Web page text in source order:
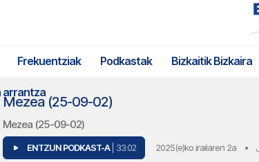
Frekuentziak Podkastak Bizkaitik Bizkaira
arrantza
Mezea (25-09-02)
Mezea (25-09-02)
ENTZUN PODKAST-A | 33:02 2025(e)ko irailaren 2a •